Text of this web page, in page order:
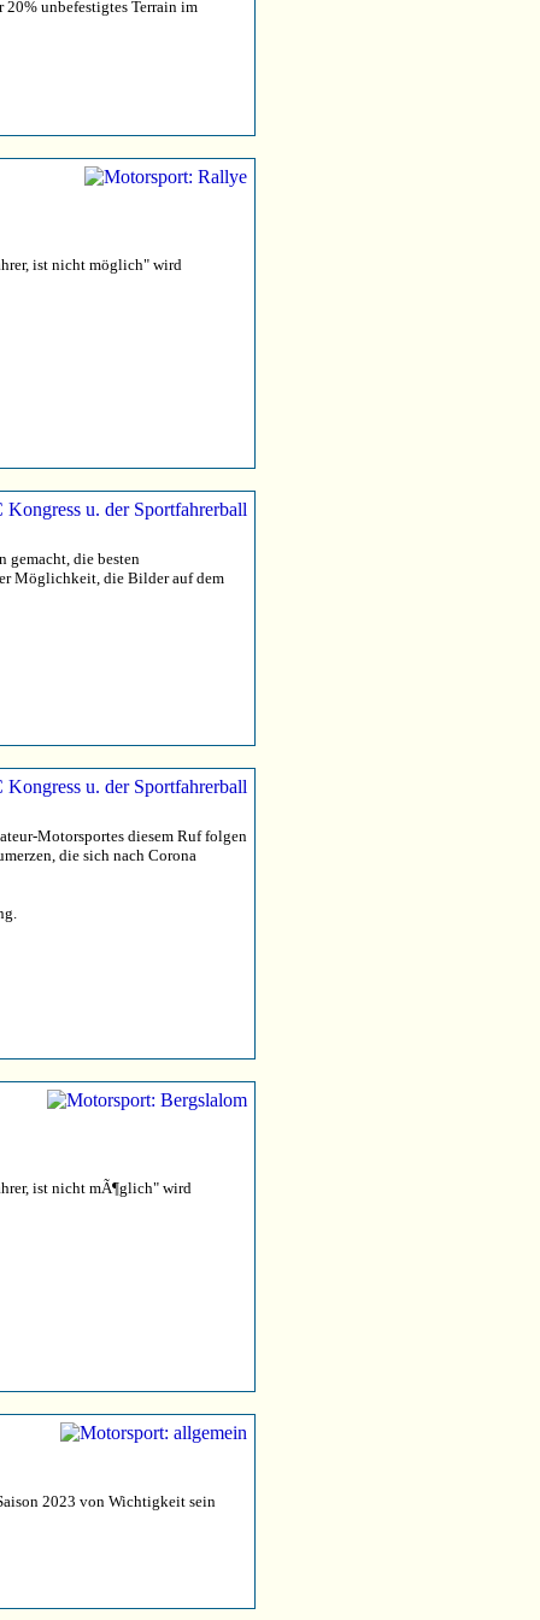
unbefestigtes Terrain im
ist nicht möglich" wird
gemacht, die besten
Möglichkeit, die Bilder auf dem
Motorsportes diesem Ruf folgen
die sich nach Corona
ist nicht mÃ¶glich" wird
2023 von Wichtigkeit sein